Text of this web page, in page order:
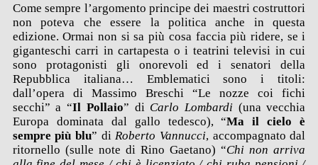
Come sempre l’argomento principe dei maestri costruttori
non poteva che essere la politica anche in questa
edizione. Ormai non si sa più cosa faccia più ridere, se i
giganteschi carri in cartapesta o i teatrini televisi in cui
sono protagonisti gli onorevoli ed i senatori della
Repubblica italiana… Emblematici sono i titoli:
dall’opera di Massimo Breschi “Le nozze coi fichi
secchi” a “Il Pollaio” di Carlo Lombardi (una vecchia
Europa dominata dal gallo tedesco), “Ma il cielo è
sempre più blu” di Roberto Vannucci, accompagnato dal
ritornello (sulle note di Rino Gaetano) “Chi non arriva